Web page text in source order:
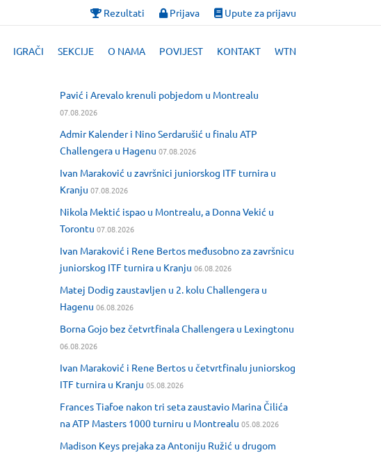
Rezultati Prijava Upute za prijavu
IGRAČI SEKCIJE O NAMA POVIJEST KONTAKT WTN
Pavić i Arevalo krenuli pobjedom u Montrealu
07.08.2026
Admir Kalender i Nino Serdarušić u finalu ATP
Challengera u Hagenu 07.08.2026
Ivan Maraković u završnici juniorskog ITF turnira u
Kranju 07.08.2026
Nikola Mektić ispao u Montrealu, a Donna Vekić u
Torontu 07.08.2026
Ivan Maraković i Rene Bertos međusobno za završnicu
juniorskog ITF turnira u Kranju 06.08.2026
Matej Dodig zaustavljen u 2. kolu Challengera u
Hagenu 06.08.2026
Borna Gojo bez četvrtfinala Challengera u Lexingtonu
06.08.2026
Ivan Maraković i Rene Bertos u četvrtfinalu juniorskog
ITF turnira u Kranju 05.08.2026
Frances Tiafoe nakon tri seta zaustavio Marina Čilića
na ATP Masters 1000 turniru u Montrealu 05.08.2026
Madison Keys prejaka za Antoniju Ružić u drugom